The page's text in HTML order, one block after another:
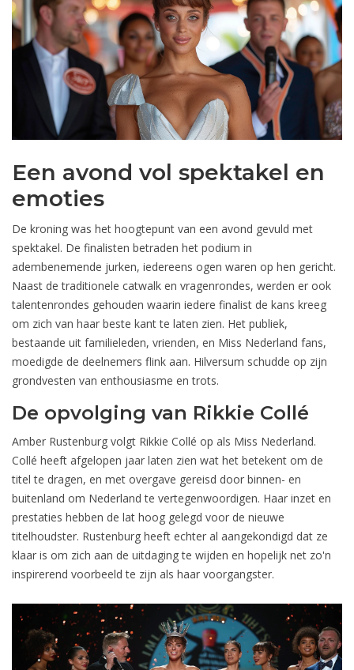
Een avond vol spektakel en
emoties
De kroning was het hoogtepunt van een avond gevuld met
spektakel. De finalisten betraden het podium in
adembenemende jurken, iedereens ogen waren op hen gericht.
Naast de traditionele catwalk en vragenrondes, werden er ook
talentenrondes gehouden waarin iedere finalist de kans kreeg
om zich van haar beste kant te laten zien. Het publiek,
bestaande uit familieleden, vrienden, en Miss Nederland fans,
moedigde de deelnemers flink aan. Hilversum schudde op zijn
grondvesten van enthousiasme en trots.
De opvolging van Rikkie Collé
Amber Rustenburg volgt Rikkie Collé op als Miss Nederland.
Collé heeft afgelopen jaar laten zien wat het betekent om de
titel te dragen, en met overgave gereisd door binnen- en
buitenland om Nederland te vertegenwoordigen. Haar inzet en
prestaties hebben de lat hoog gelegd voor de nieuwe
titelhoudster. Rustenburg heeft echter al aangekondigd dat ze
klaar is om zich aan de uitdaging te wijden en hopelijk net zo'n
inspirerend voorbeeld te zijn als haar voorgangster.